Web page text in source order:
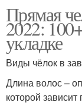
Прямая
2022:
укладке
Виды чёлок в
Длина волос –
которой зависит